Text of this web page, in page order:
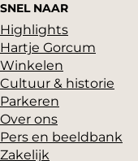
o
l
g
e
n
s
SNEL NAAR
Highlights
Hartje Gorcum
Winkelen
Cultuur & historie
Parkeren
Over ons
Pers en beeldbank
Zakelijk